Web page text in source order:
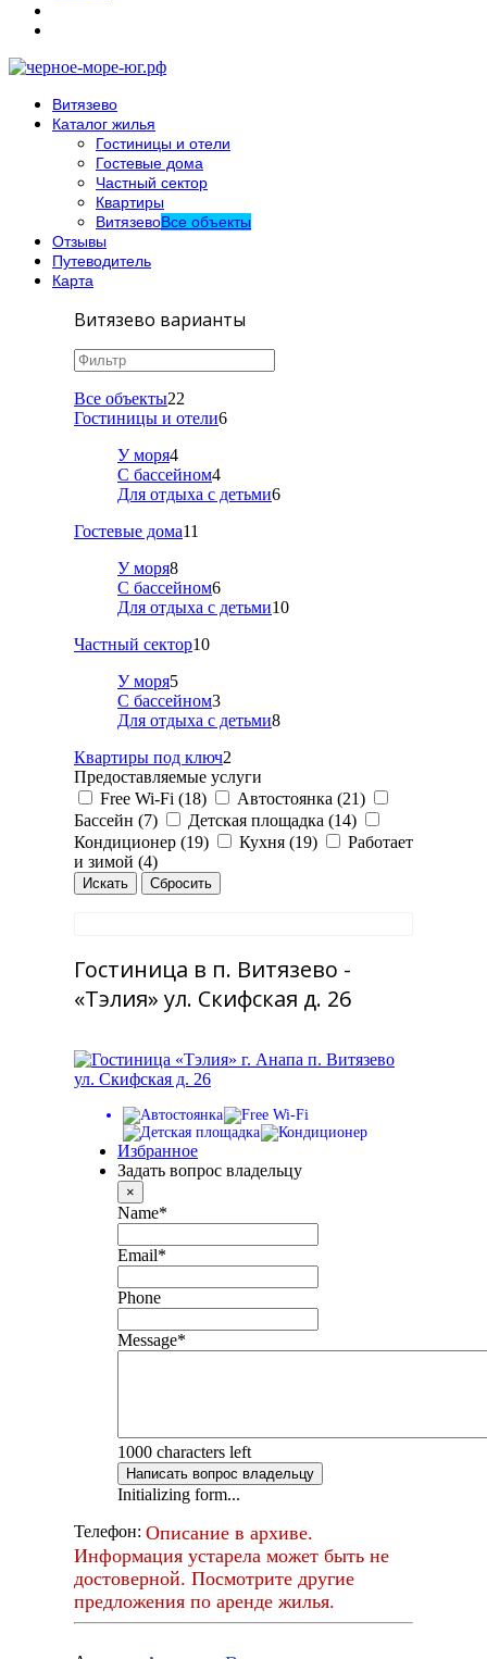
Витязево
Каталог жилья
Гостиницы и отели
Гостевые дома
Частный сектор
Квартиры
ВитязевоВсе объекты
Отзывы
Путеводитель
Карта
Витязево варианты
Все объекты22
Гостиницы и отели6
У моря4
С бассейном4
Для отдыха с детьми6
Гостевые дома11
У моря8
С бассейном6
Для отдыха с детьми10
Частный сектор10
У моря5
С бассейном3
Для отдыха с детьми8
Квартиры под ключ2
Предоставляемые услуги
Free Wi-Fi (18)
Автостоянка (21)
Бассейн (7)
Детская площадка (14)
Кондиционер (19)
Кухня (19)
Работает
и зимой (4)
Гостиница в п. Витязево -
«Тэлия» ул. Скифская д. 26
Избранное
Задать вопрос владельцу
×
Name*
Email*
Phone
Message*
1000 characters left
Написать вопрос владельцу
Initializing form...
Телефон: Описание в архиве.
Информация устарела может быть не
достоверной. Посмотрите другие
предложения по аренде жилья.